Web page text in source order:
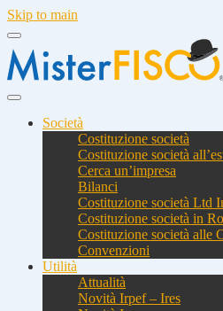
Skip to main
Società
Costituzione società
Costituzione società
Cerca un’impresa
Bilanci
Costituzione società Ltd
Costituzione società in
Costituzione società alle
Convenzioni
Utilità
Attualità
Novità Irpef – Ires